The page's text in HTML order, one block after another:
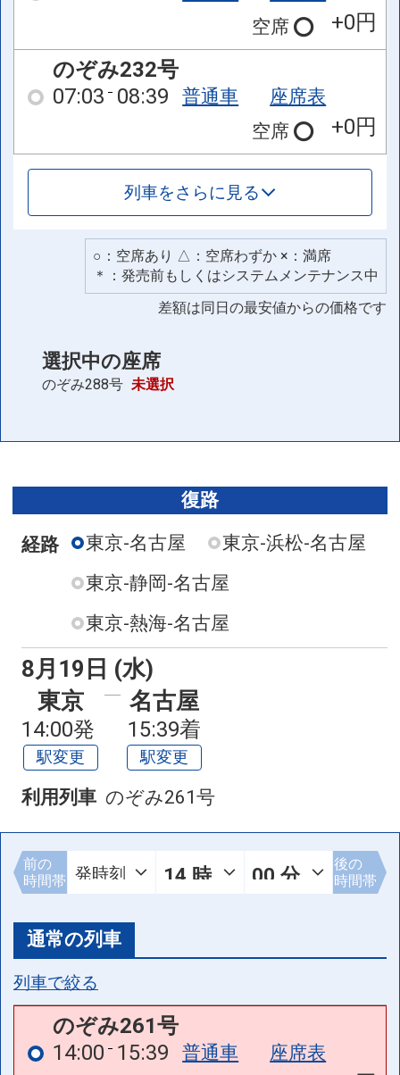
空席
+0円
のぞみ232号
07:03 08:39 普通車
座席表
空席
+0円
列車をさらに見る
○：空席あり △：空席わずか ×：満席
＊：発売前もしくはシステムメンテナンス中
差額は同日の最安値からの価格です
選択中の座席
のぞみ288号 未選択
復路
経路 東京-名古屋
東京-浜松-名古屋
東京-静岡-名古屋
東京-熱海-名古屋
8月19日 (水)
東京
14:00発
駅変更
名古屋
15:39着
駅変更
利用列車 のぞみ261号
前の
時間帯
後の
時間帯
通常の列車
列車で絞る
のぞみ261号
14:00 15:39 普通車 座席表